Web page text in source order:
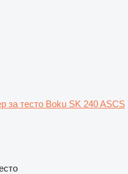
за тесто Boku SK 240 ASCS